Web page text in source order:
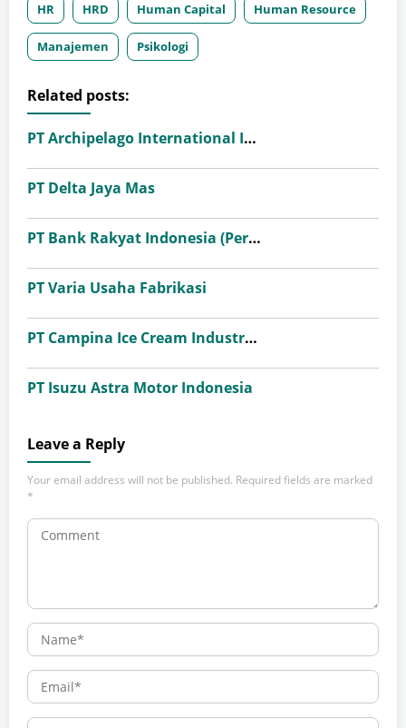
HR HRD Human Capital Human Resource
Manajemen Psikologi
Related posts:
PT Archipelago International Indonesia (favehotels)
PT Delta Jaya Mas
PT Bank Rakyat Indonesia (Persero) Tbk
PT Varia Usaha Fabrikasi
PT Campina Ice Cream Industry Tbk
PT Isuzu Astra Motor Indonesia
Leave a Reply
Your email address will not be published. Required fields are marked
*